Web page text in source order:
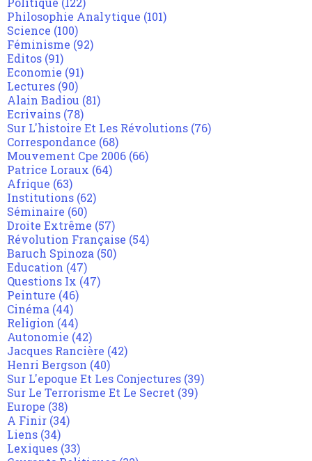
Philosophie Analytique (101)
Science (100)
Féminisme (92)
Editos (91)
Economie (91)
Lectures (90)
Alain Badiou (81)
Ecrivains (78)
Sur L'histoire Et Les Révolutions (76)
Correspondance (68)
Mouvement Cpe 2006 (66)
Patrice Loraux (64)
Afrique (63)
Institutions (62)
Séminaire (60)
Droite Extrême (57)
Révolution Française (54)
Baruch Spinoza (50)
Education (47)
Questions Ix (47)
Peinture (46)
Cinéma (44)
Religion (44)
Autonomie (42)
Jacques Rancière (42)
Henri Bergson (40)
Sur L'epoque Et Les Conjectures (39)
Sur Le Terrorisme Et Le Secret (39)
Europe (38)
A Finir (34)
Liens (34)
Lexiques (33)